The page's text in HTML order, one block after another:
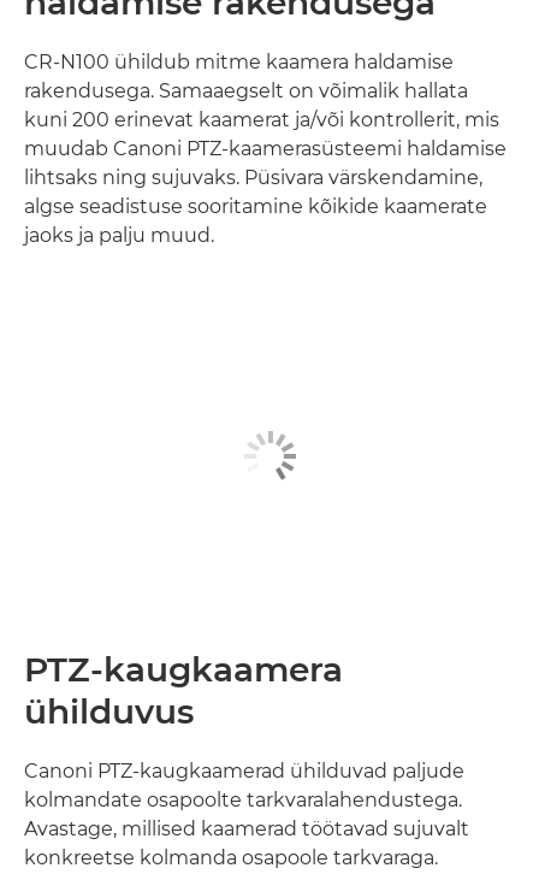
CR-N100 ühildub mitme kaamera haldamise
rakendusega. Samaaegselt on võimalik hallata
kuni 200 erinevat kaamerat ja/või kontrollerit, mis
muudab Canoni PTZ-kaamerasüsteemi haldamise
lihtsaks ning sujuvaks. Püsivara värskendamine,
algse seadistuse sooritamine kõikide kaamerate
jaoks ja palju muud.
PTZ-kaugkaamera
ühilduvus
Canoni PTZ-kaugkaamerad ühilduvad paljude
kolmandate osapoolte tarkvaralahendustega.
Avastage, millised kaamerad töötavad sujuvalt
konkreetse kolmanda osapoole tarkvaraga.